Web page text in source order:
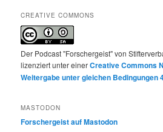
CREATIVE COMMONS
Der Podcast "Forschergeist" von
lizenziert unter einerCreative Commons
Weitergabe unter gleichen Bedingungen
MASTODON
Forschergeist auf Mastodon